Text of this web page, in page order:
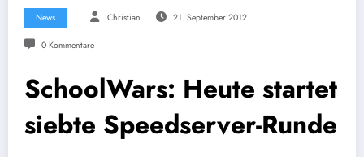
News Christian 21. September 2012
0 Kommentare
SchoolWars: Heute startet
siebte Speedserver-Runde